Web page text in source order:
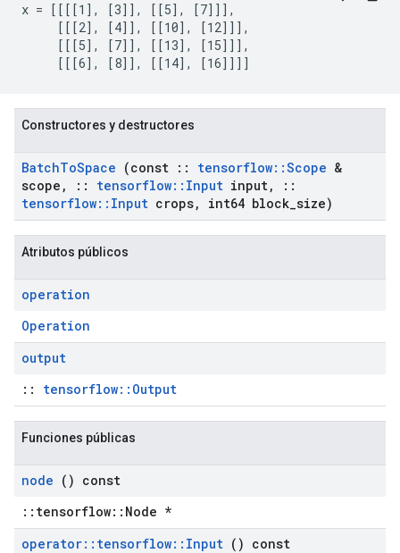
x = [[[[1], [3]], [[5], [7]]],
     [[[2], [4]], [[10], [12]]],
     [[[5], [7]], [[13], [15]]],
     [[[6], [8]], [[14], [16]]]]
Constructores y destructores
BatchToSpace (const :: tensorflow::Scope &
scope , :: tensorflow:: Input input,
::
tensorflow:: Input crops, int64 block size)
Atributos públicos
operation
Operation
output
:: tensorflow::Output
Funciones públicas
node () const
::tensorflow::Node *
operator:: tensorflow:: Input () const